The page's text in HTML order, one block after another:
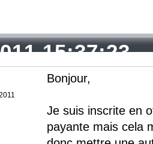
15:37:23
Bonjour,
Je suis inscrite en
payante mais cela